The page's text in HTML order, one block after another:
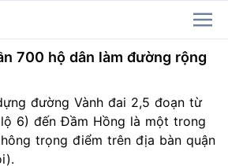
700 hộ dân làm đường rộng
đường Vành đai 2,5 đoạn từ
6) đến Đầm Hồng là một trong
trọng điểm trên địa bàn quận